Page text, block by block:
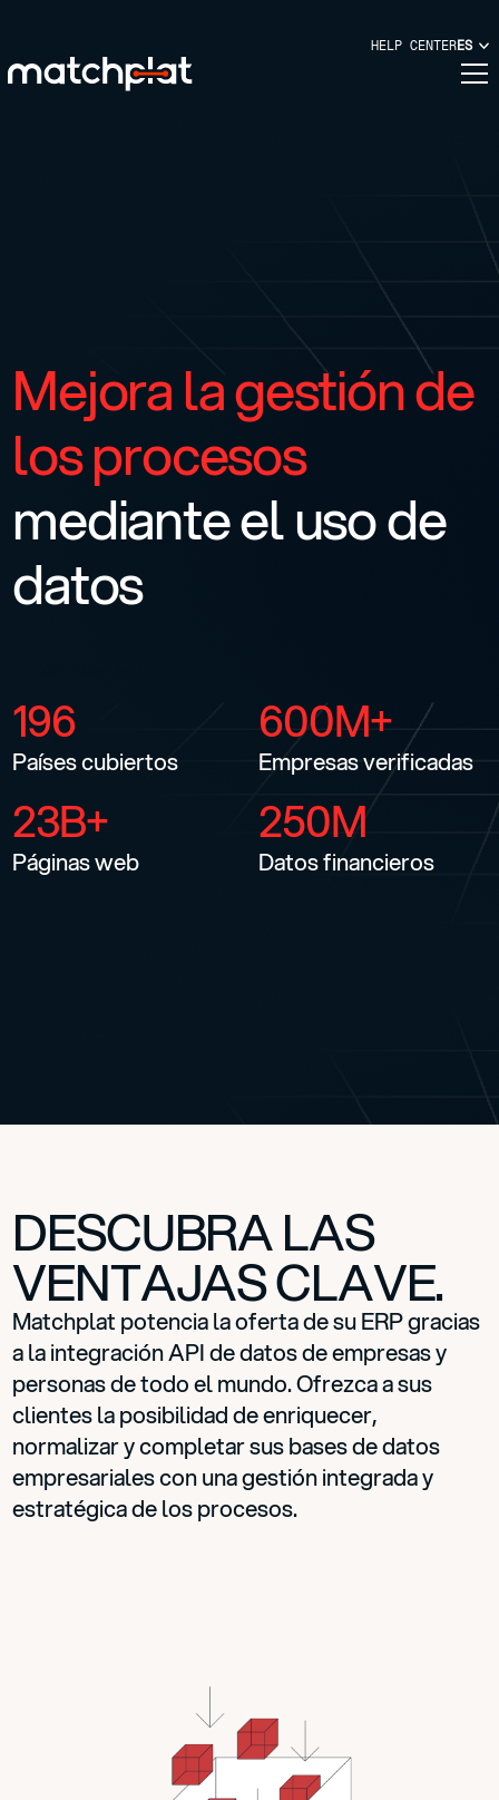
HELP CENTERES
Mejora la gestiónde
los procesos
mediante el uso de
datos
196
Países cubiertos
600M+
Empresas verificadas
23B+
Páginas web
250M
Datos financieros
DESCUBRA LAS
VENTAJAS CLAVE.
Matchplat potencia la oferta de su ERP gracias
a la integración API de datos de empresas y
personas de todo el mundo. Ofrezca a sus
clientes la posibilidad de enriquecer,
normalizar y completar sus bases de datos
empresariales con una gestión integrada y
estratégica de los procesos.